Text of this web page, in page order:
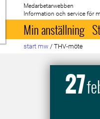
Till startsida
Medarbetarwebben
Information och service för
Min anställning
start mw / THV-möte
27